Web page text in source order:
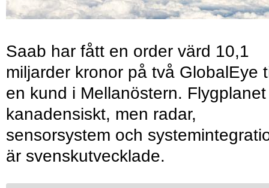
Saab har fått en order värd 10,1
miljarder kronor på två GlobalEye
en kund i Mellanöstern.
kanadensiskt, men radar,
sensorsystem och
är svenskutvecklade.